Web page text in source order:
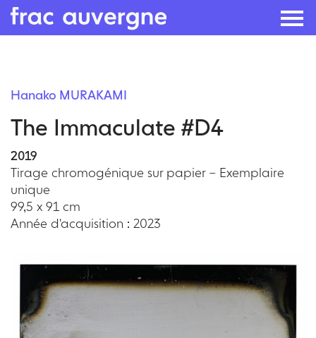
content
Hanako MURAKAMI
The Immaculate #D4
2019
Tirage chromogénique sur papier – Exemplaire
unique
99,5 x 91 cm
Année d'acquisition : 2023